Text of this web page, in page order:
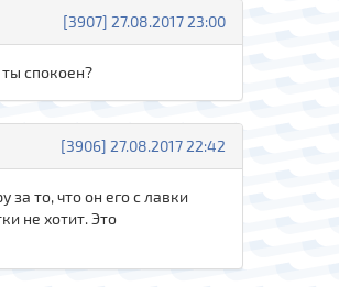
[3907] 27.08.2017 23:00
спокоен?
[3906] 27.08.2017 22:42
то, что он его с лавки
не хотит. Это